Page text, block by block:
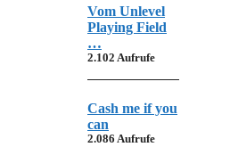
Vom Unlevel
Playing Field
…
2.102 Aufrufe
Cash me if you
can
2.086 Aufrufe